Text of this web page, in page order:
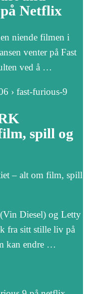
Netflix
niende filmen i
venter på Fast
ved å …
› fast-furious-9
spill og
– alt om film, spill
Diesel) og Letty
fra sitt stille liv på
kan endre …